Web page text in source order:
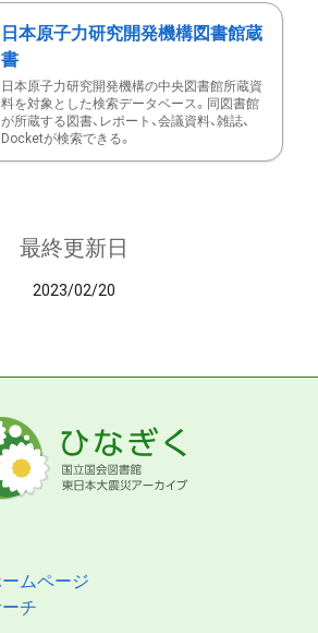
日本原子力研究開発機構図書館蔵
書
日本原子力研究開発機構の中央図書館所蔵資
料を対象とした検索データベース。同図書館
が所蔵する図書、レポート、会議資料、雑誌、
Docketが検索できる。
最終更新日
2023/02/20
ムページ
チ